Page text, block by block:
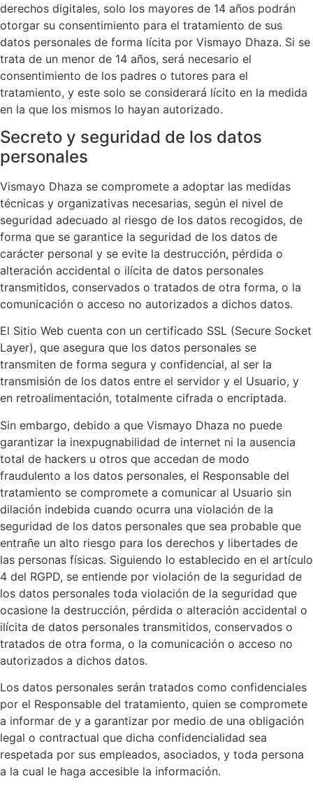
derechos digitales, solo los mayores de 14 años podrán
otorgar su consentimiento para el tratamiento de sus
datos personales de forma lícita por Vismayo Dhaza. Si se
trata de un menor de 14 años, será necesario el
consentimiento de los padres o tutores para el
tratamiento, y este solo se considerará lícito en la medida
en la que los mismos lo hayan autorizado.
Secreto y seguridad de los datos
personales
Vismayo Dhaza se compromete a adoptar las medidas
técnicas y organizativas necesarias, según el nivel de
seguridad adecuado al riesgo de los datos recogidos, de
forma que se garantice la seguridad de los datos de
carácter personal y se evite la destrucción, pérdida o
alteración accidental o ilícita de datos personales
transmitidos, conservados o tratados de otra forma, o la
comunicación o acceso no autorizados a dichos datos.
El Sitio Web cuenta con un certificado SSL (Secure Socket
Layer), que asegura que los datos personales se
transmiten de forma segura y confidencial, al ser la
transmisión de los datos entre el servidor y el Usuario, y
en retroalimentación, totalmente cifrada o encriptada.
Sin embargo, debido a que Vismayo Dhaza no puede
garantizar la inexpugnabilidad de internet ni la ausencia
total de hackers u otros que accedan de modo
fraudulento a los datos personales, el Responsable del
tratamiento se compromete a comunicar al Usuario sin
dilación indebida cuando ocurra una violación de la
seguridad de los datos personales que sea probable que
entrañe un alto riesgo para los derechos y libertades de
las personas físicas. Siguiendo lo establecido en el artículo
4 del RGPD, se entiende por violación de la seguridad de
los datos personales toda violación de la seguridad que
ocasione la destrucción, pérdida o alteración accidental o
ilícita de datos personales transmitidos, conservados o
tratados de otra forma, o la comunicación o acceso no
autorizados a dichos datos.
Los datos personales serán tratados como confidenciales
por el Responsable del tratamiento, quien se compromete
a informar de y a garantizar por medio de una obligación
legal o contractual que dicha confidencialidad sea
respetada por sus empleados, asociados, y toda persona
a la cual le haga accesible la información.